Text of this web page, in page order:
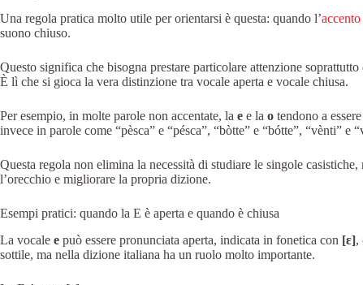
Una regola pratica molto utile per orientarsi è questa: quando l’
suono chiuso.
Questo significa che bisogna prestare particolare attenzione soprattutto
È lì che si gioca la vera distinzione tra vocale aperta e vocale chiusa.
Per esempio, in molte parole non accentate, la e e la o tendono a
invece in parole come “pèsca” e “pésca”, “bòtte” e “bótte”, “vènti”
Questa regola non elimina la necessità di studiare le singole
l’orecchio e migliorare la propria dizione.
Esempi pratici: quando la E è aperta e quando è chiusa
La vocale e può essere pronunciata aperta, indicata in fonetica con [ɛ],
sottile, ma nella dizione italiana ha un ruolo molto importante.